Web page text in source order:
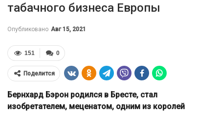
табачного бизнеса Европы
Опубликовано Авг 15, 2021
0
151
Поделится
Бернхард Бэрон родился в Бресте, стал
изобретателем, меценатом, одним из королей